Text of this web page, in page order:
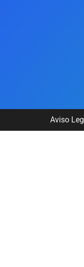
Aviso